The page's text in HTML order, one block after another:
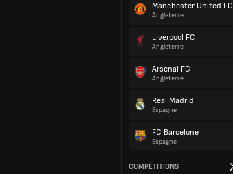
Manchester United FC
Angleterre
Liverpool FC
Angleterre
Arsenal FC
Angleterre
Real Madrid
Espagne
FC Barcelone
Espagne
COMPÉTITIONS